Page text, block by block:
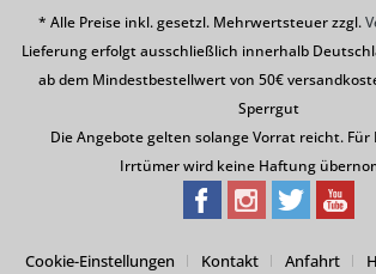
* Alle Preise inkl. gesetzl. Mehrwertsteuer zzgl.
Lieferung erfolgt ausschließlich innerhalb
ab dem Mindestbestellwert von 50€
Sperrgut
Die Angebote gelten solange Vorrat reicht.
Irrtümer wird keine Haftung
Cookie-Einstellungen Kontakt Anfahrt